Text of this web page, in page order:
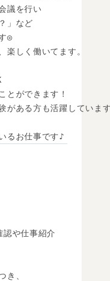
議を行い
」など
◎
楽しく働いてます。
とができます！
がある方も活躍していま
るお仕事です♪
認や仕事紹介
き、